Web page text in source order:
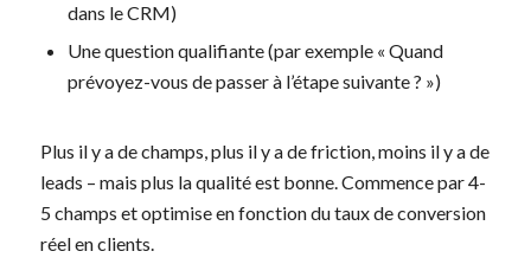
dans le CRM)
Une question qualifiante (par exemple « Quand
prévoyez-vous de passer à l’étape suivante ? »)
Plus il y a de champs, plus il y a de friction, moins il y a de
leads – mais plus la qualité est bonne. Commence par 4-
5 champs et optimise en fonction du taux de conversion
réel en clients.